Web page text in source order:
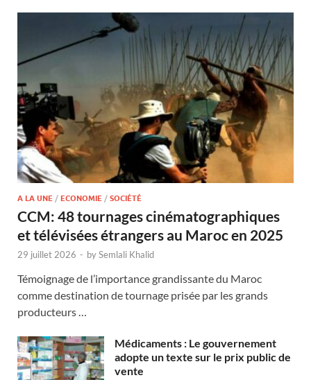
A LA UNE / ECONOMIE / SOCIÉTÉ
CCM: 48 tournages cinématographiques
et télévisées étrangers au Maroc en 2025
29 juillet 2026 - bySemlali Khalid
Témoignage de l’importance grandissante du Maroc
comme destination de tournage prisée par les grands
producteurs …
Médicaments : Le gouvernement
adopte un texte sur le prix public de
vente